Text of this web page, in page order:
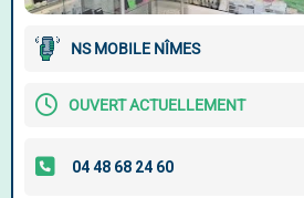
NS MOBILE NÎMES
OUVERT ACTUELLEMENT